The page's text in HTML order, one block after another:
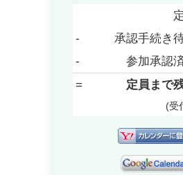
-
承認手続き
-
参加承認
=
定員まで
(受